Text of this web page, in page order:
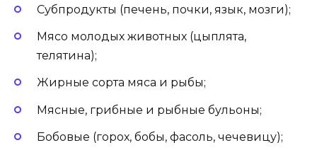
Субпродукты (печень, почки, язык, мозги);
Мясо молодых животных (цыплята,
телятина);
Жирные сорта мяса и рыбы;
Мясные, грибные и рыбные бульоны;
Бобовые (горох, бобы, фасоль, чечевицу);